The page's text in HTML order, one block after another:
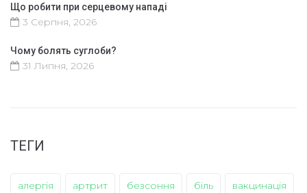
Що робити при серцевому нападі
3 Серпня, 2026
Чому болять суглоби?
31 Липня, 2026
ТЕГИ
алергія артрит безсоння біль вакцинація